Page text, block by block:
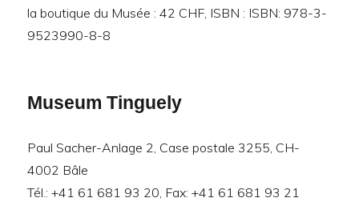
la boutique du Musée : 42 CHF, ISBN : ISBN: 978-3-
9523990-8-8
Museum Tinguely
Paul Sacher-Anlage 2, Case postale 3255, CH-
4002 Bâle
Tél.: +41 61 681 93 20, Fax: +41 61 681 93 21